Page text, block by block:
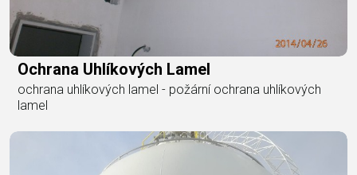
Ochrana Uhlíkových Lamel
ochrana uhlíkových lamel - požární ochrana uhlíkových
lamel